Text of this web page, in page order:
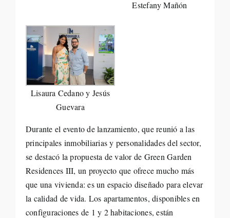
Estefany Mañón
Lisaura Cedano y Jesús
Guevara
Durante el evento de lanzamiento, que reunió a las
principales inmobiliarias y personalidades del sector,
se destacó la propuesta de valor de Green Garden
Residences III, un proyecto que ofrece mucho más
que una vivienda: es un espacio diseñado para elevar
la calidad de vida. Los apartamentos, disponibles en
configuraciones de 1 y 2 habitaciones, están